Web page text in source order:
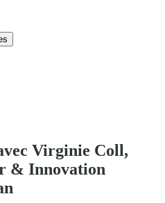
Virginie Coll,
& Innovation